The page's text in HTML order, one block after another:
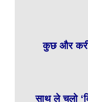
कुछ और
साथ ले चलो